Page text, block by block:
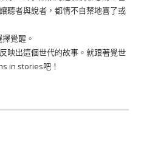
聽者與說者，都情不自禁地喜了或
覺醒。
映出這個世代的故事。就跟著覺世
in stories吧！